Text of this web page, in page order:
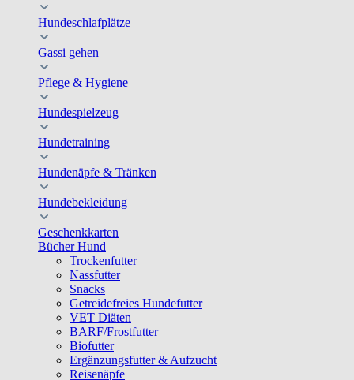
Hundeschlafplätze
Gassi gehen
Pflege & Hygiene
Hundespielzeug
Hundetraining
Hundenäpfe & Tränken
Hundebekleidung
Geschenkkarten
Bücher Hund
Trockenfutter
Nassfutter
Snacks
Getreidefreies Hundefutter
VET Diäten
BARF/Frostfutter
Biofutter
Ergänzungsfutter & Aufzucht
Reisenäpfe